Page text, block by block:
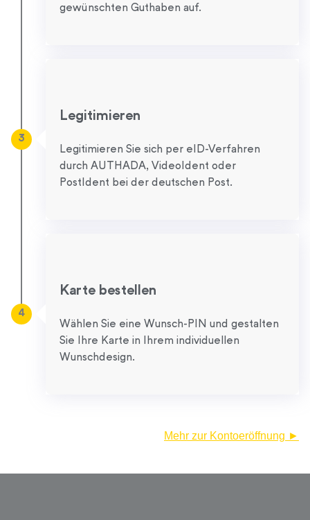
gewünschten Guthaben auf.
Legitimieren
Legitimieren Sie sich per eID-Verfahren
durch AUTHADA, VideoIdent oder
PostIdent bei der deutschen Post.
3
Karte bestellen
Wählen Sie eine Wunsch-PIN und gestalten
Sie Ihre Karte in Ihrem individuellen
Wunschdesign.
4
Mehr zur Kontoeröffnung ►